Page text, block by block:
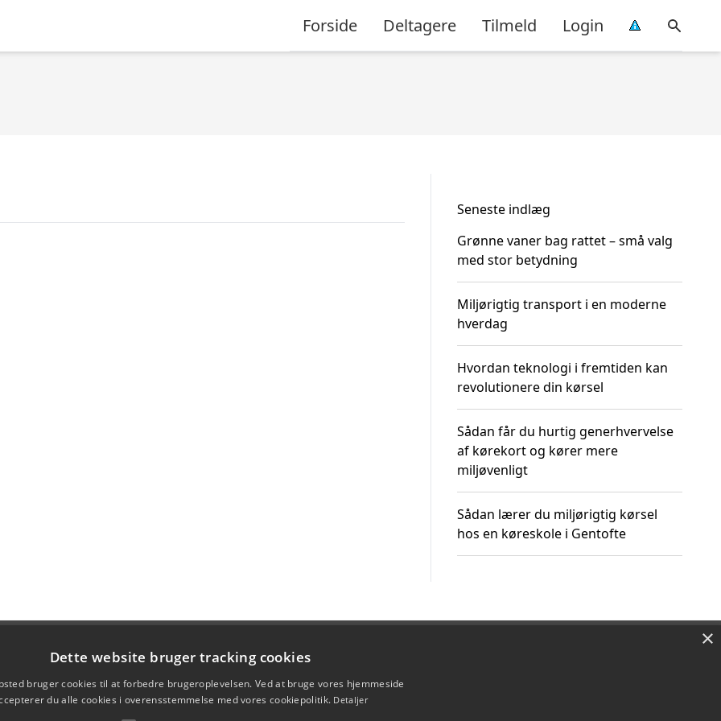
Forside Deltagere Tilmeld Login
Seneste indlæg
Grønne vaner bag rattet – små valg
med stor betydning
Miljørigtig transport i en moderne
hverdag
Hvordan teknologi i fremtiden kan
revolutionere din kørsel
Sådan får du hurtig generhvervelse
af kørekort og kører mere
miljøvenligt
Sådan lærer du miljørigtig kørsel
hos en køreskole i Gentofte
×
Dette website bruger tracking cookies
bruger cookies til at forbedre brugeroplevelsen. Ved at bruge vores hjemmeside
du alle cookies i overensstemmelse med vores cookiepolitik. Detaljer